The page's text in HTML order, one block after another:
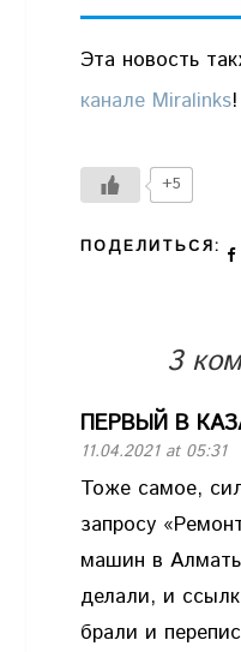
Эта новость
канале Miralinks!
+5
ПОДЕЛИТЬСЯ:
3
ПЕРВЫЙ В
11.04.2021 at 05:31
Тоже самое,
запросу
машин в
делали, и
брали и